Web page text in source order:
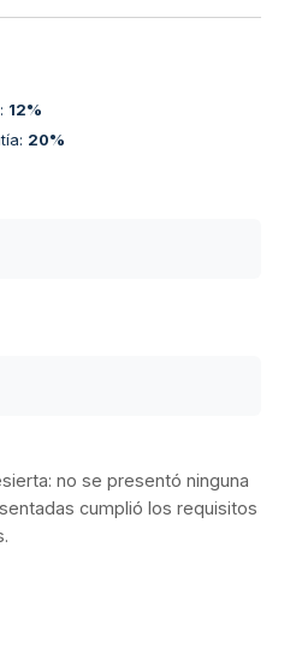
: 12%
: 20%
no se presentó ninguna
cumplió los requisitos